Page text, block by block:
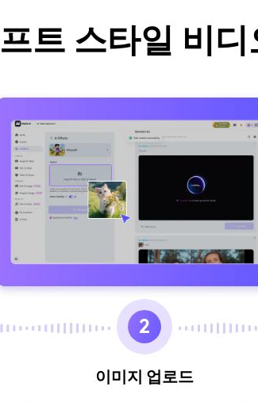
트 스타일 비
2
이미지 업로드